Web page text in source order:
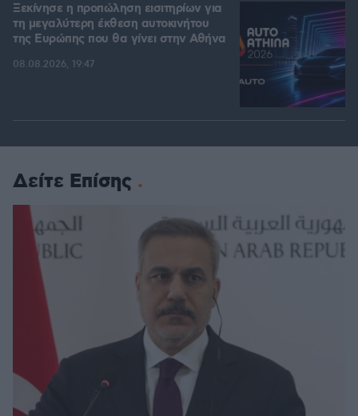
Ξεκίνησε η προπώληση εισιτηρίων για
τη μεγαλύτερη έκθεση αυτοκινήτου
της Ευρώπης που θα γίνει στην Αθήνα
08.08.2026, 19:47
Δείτε Επίσης